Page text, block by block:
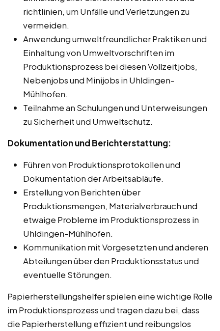
richtlinien, um Unfälle und Verletzungen zu
vermeiden.
Anwendung umweltfreundlicher Praktiken und
Einhaltung von Umweltvorschriften im
Produktionsprozess bei diesen Vollzeitjobs,
Nebenjobs und Minijobs in Uhldingen-
Mühlhofen.
Teilnahme an Schulungen und Unterweisungen
zu Sicherheit und Umweltschutz.
Dokumentation und Berichterstattung:
Führen von Produktionsprotokollen und
Dokumentation der Arbeitsabläufe.
Erstellung von Berichten über
Produktionsmengen, Materialverbrauch und
etwaige Probleme im Produktionsprozess in
Uhldingen-Mühlhofen.
Kommunikation mit Vorgesetzten und anderen
Abteilungen über den Produktionsstatus und
eventuelle Störungen.
Papierherstellungshelfer spielen eine wichtige Rolle
im Produktionsprozess und tragen dazu bei, dass
die Papierherstellung effizient und reibungslos